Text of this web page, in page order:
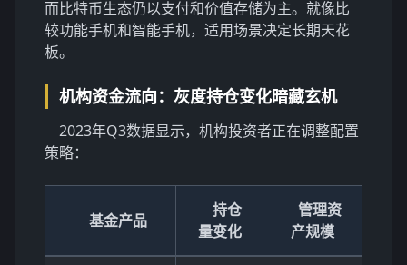
而比特币生态仍以支付和价值存储为主。就像比
较功能手机和智能手机，适用场景决定长期天花
板。
机构资金流向：灰度持仓变化暗藏玄机
2023年Q3数据显示，机构投资者正在调整配置
策略：
基金产品
持仓
量变化
管理资
产规模